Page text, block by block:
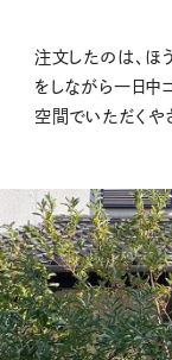
注文したのは、ほ
をしながら一日中
空間でいただくや